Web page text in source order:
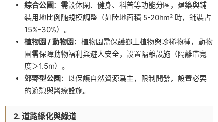
綜合公園：需設休閑、健身、科普等功能分區，建築與鋪
裝用地比例随規模調整（如陸地面積 5-20hm² 時，鋪裝占
15%-30%）。
植物園 / 動物園：植物園需保護鄉土植物與珍稀物種，動物
園需保障動物福利與遊人安全，設置隔離設施（隔離帶寬
度＞1.5m）。
郊野型公園：以保護自然資源爲主，限制開發，設置必要
的遊憩與醫療設施。
2. 道路綠化與綠道